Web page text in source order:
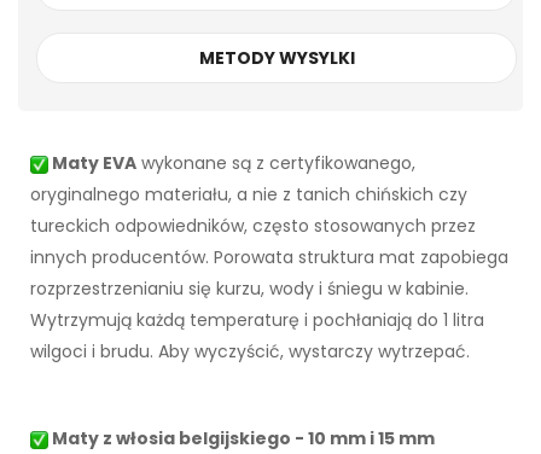
METODY WYSYLKI
Maty EVA wykonane są z certyfikowanego,
oryginalnego materiału, a nie z tanich chińskich czy
tureckich odpowiedników, często stosowanych przez
innych producentów. Porowata struktura mat zapobiega
rozprzestrzenianiu się kurzu, wody i śniegu w kabinie.
Wytrzymują każdą temperaturę i pochłaniają do 1 litra
wilgoci i brudu. Aby wyczyścić, wystarczy wytrzepać.
Maty z włosia belgijskiego - 10 mm i 15 mm